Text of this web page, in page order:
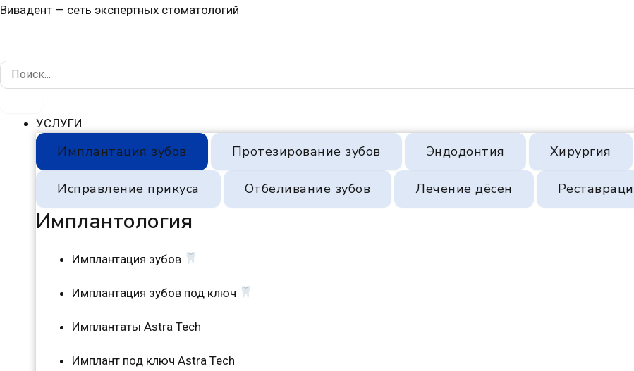
Перейти
Вивадент — сеть экспертных стоматологий
УСЛУГИ
Имплантация зубов Протезирование зубов Эндодонтия Хирургия
Исправление прикуса Отбеливание зубов Лечение дёсен
Имплантология
Имплантация зубов
Имплантация зубов под ключ
Имплантаты Astra Tech
Имплант под ключ Astra Tech
Навигация